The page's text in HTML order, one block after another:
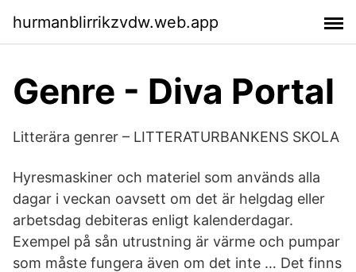
hurmanblirrikzvdw.web.app
Genre - Diva Portal
Litterära genrer – LITTERATURBANKENS SKOLA
Hyresmaskiner och materiel som används alla
dagar i veckan oavsett om det är helgdag eller
arbetsdag debiteras enligt kalenderdagar.
Exempel på sån utrustning är värme och pumpar
som måste fungera även om det inte … Det finns